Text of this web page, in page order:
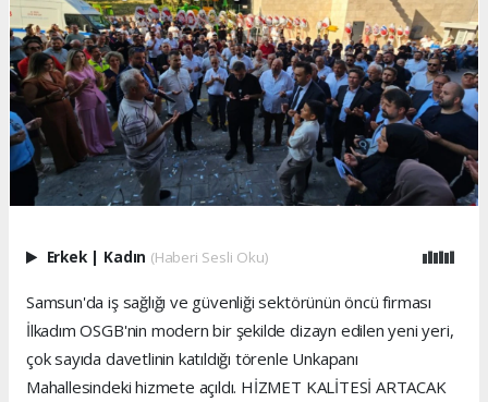
Erkek | Kadın (Haberi Sesli Oku)
Samsun'da iş sağlığı ve güvenliği sektörünün öncü firması
İlkadım OSGB'nin modern bir şekilde dizayn edilen yeni yeri,
çok sayıda davetlinin katıldığı törenle Unkapanı
Mahallesindeki hizmete açıldı. HİZMET KALİTESİ ARTACAK